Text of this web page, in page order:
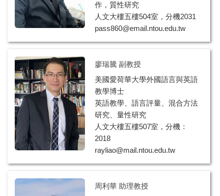
作，質性研究
人文大樓五樓504室，分機2031
pass860@email.ntou.edu.tw
廖瑞騰 副教授
美國愛荷華大學外國語言與英語
教學博士
英語教學、語言評量、混合方法
研究、量性研究
人文大樓五樓507室，分機：
2018
rayliao@mail.ntou.edu.tw
周利華 助理教授